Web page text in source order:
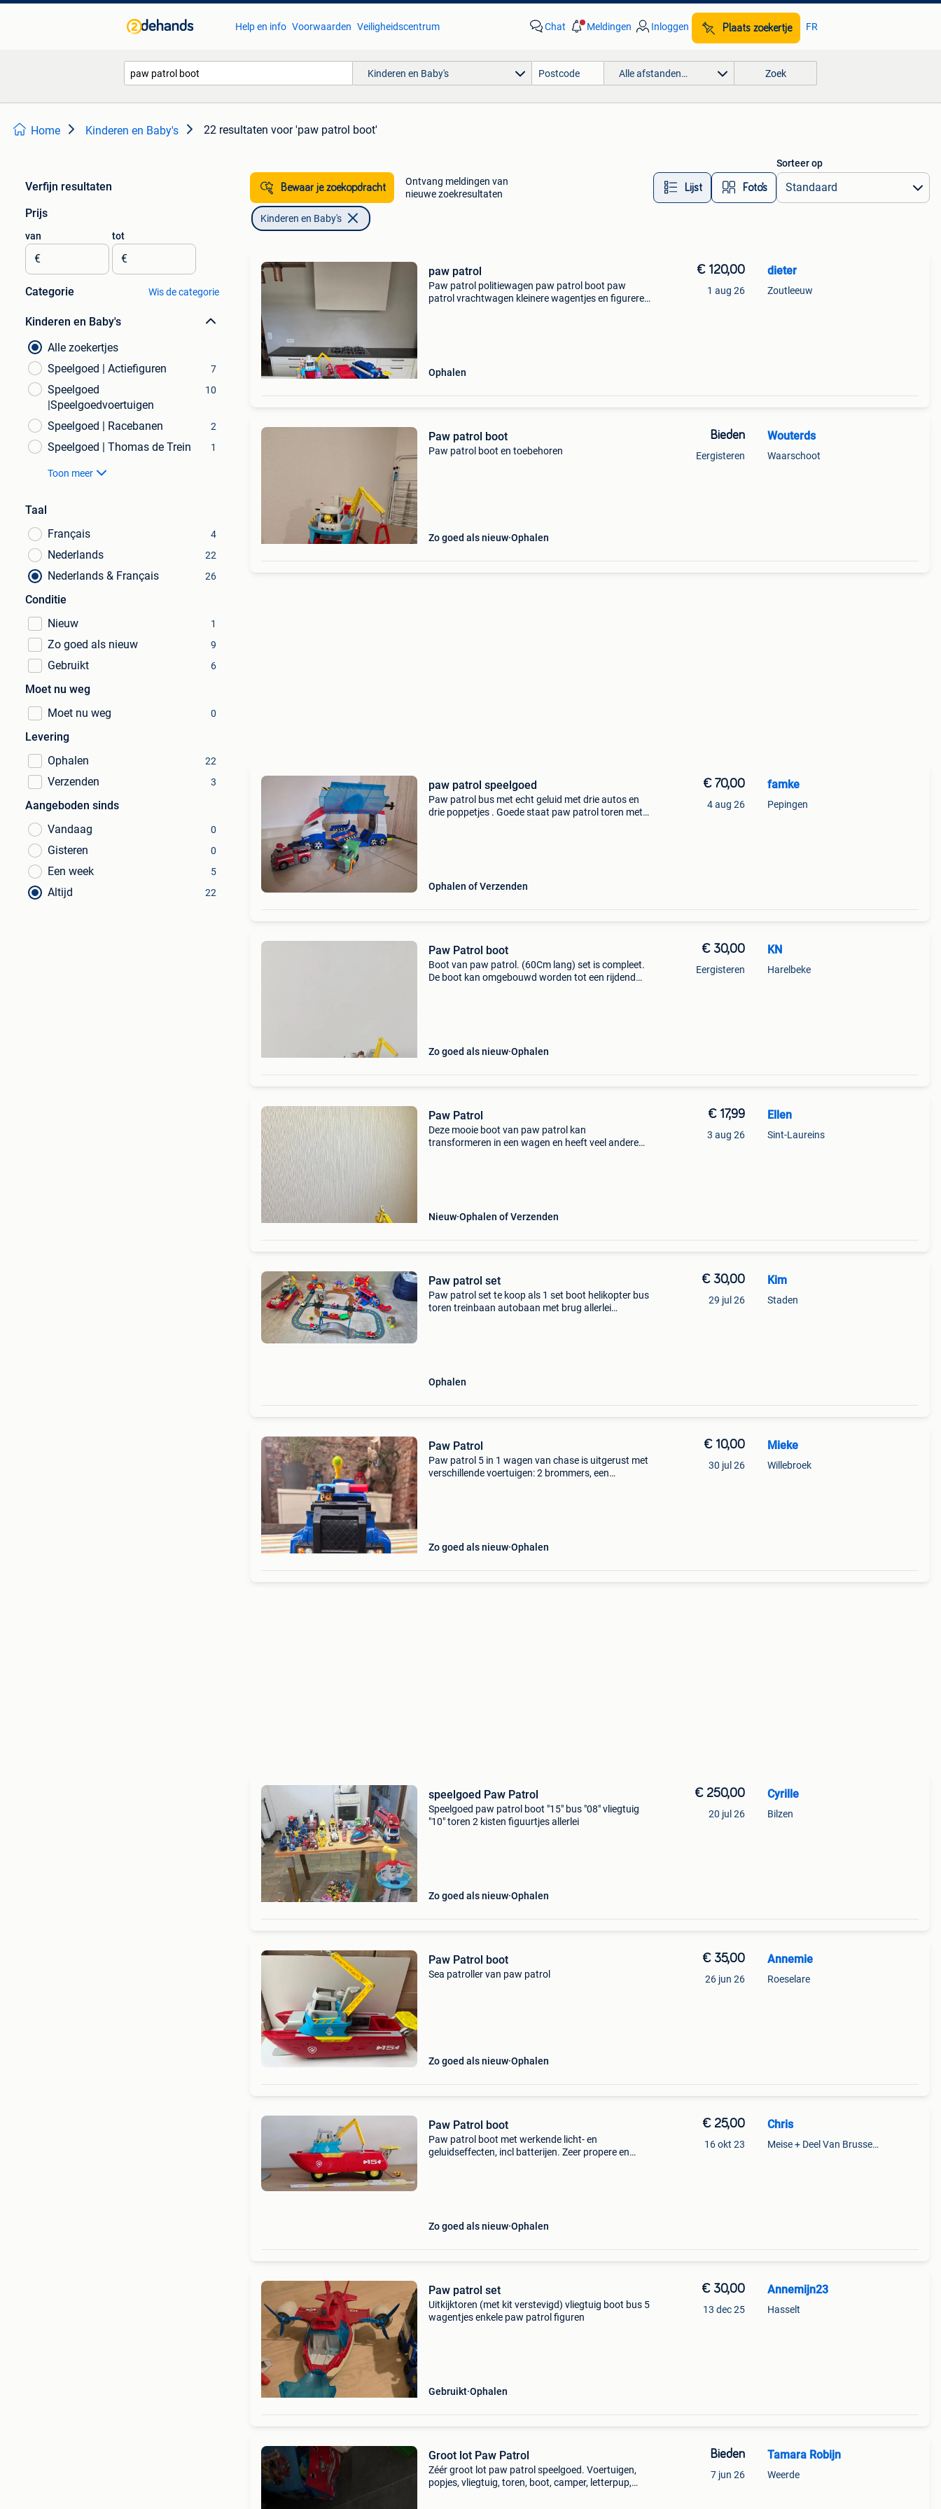
Help en info Voorwaarden Veiligheidscentrum Chat Meldingen Inloggen Plaats zoekertje FR
Kinderen en Baby's Alle afstanden… Zoek
Home Kinderen en Baby's 22 resultaten voor 'paw patrol boot'
Verfijn resultaten
Prijs
van
€
tot
€
Categorie Wis de categorie
Kinderen en Baby's
Alle zoekertjes
Speelgoed | Actiefiguren
7
Speelgoed
|Speelgoedvoertuigen
10
Speelgoed | Racebanen 2
Speelgoed | Thomas de Trein 1
Toon meer
Taal
Français
4
Nederlands 22
Nederlands & Français 26
Conditie
Nieuw
1
Zo goed als nieuw 9
Gebruikt 6
Moet nu weg
Moet nu weg
0
Levering
Ophalen
22
Verzenden 3
Aangeboden sinds
Vandaag
0
Gisteren 0
Een week 5
Altijd 22
Bewaar je zoekopdracht
Ontvang meldingen van
nieuwe zoekresultaten
Lijst Foto’s
Sorteer op
Kinderen en Baby's
paw patrol
Paw patrol politiewagen paw patrol boot paw
patrol vrachtwagen kleinere wagentjes en figureren
Ophalen
€ 120,00
1 aug 26
dieter
Zoutleeuw
Paw patrol boot
Paw patrol boot en toebehoren
Zo goed als nieuw Ophalen
Bieden
Eergisteren
Wouterds
Waarschoot
paw patrol speelgoed
Paw patrol bus met echt geluid met drie autos en
drie poppetjes . Goede staat paw patrol toren met
Ophalen of Verzenden
€ 70,00
4 aug 26
famke
Pepingen
Paw Patrol boot
Boot van paw patrol. (60Cm lang) set is compleet.
De boot kan omgebouwd worden tot een rijdend
Zo goed als nieuw Ophalen
€ 30,00
Eergisteren
KN
Harelbeke
Paw Patrol
Deze mooie boot van paw patrol kan
transformeren in een wagen en heeft veel andere
Nieuw Ophalen of Verzenden
€ 17,99
3 aug 26
Ellen
Sint-Laureins
Paw patrol set
Paw patrol set te koop als 1 set boot helikopter bus
toren treinbaan autobaan met brug allerlei
Ophalen
€ 30,00
29 jul 26
Kim
Staden
Paw Patrol
Paw patrol 5 in 1 wagen van chase is uitgerust met
verschillende voertuigen: 2 brommers, een
Zo goed als nieuw Ophalen
€ 10,00
30 jul 26
Mieke
Willebroek
speelgoed Paw Patrol
Speelgoed paw patrol boot "15" bus "08" vliegtuig
"10" toren 2 kisten figuurtjes allerlei
Zo goed als nieuw Ophalen
€ 250,00
20 jul 26
Cyrille
Bilzen
Paw Patrol boot
Sea patroller van paw patrol
Zo goed als nieuw Ophalen
€ 35,00
26 jun 26
Annemie
Roeselare
Paw Patrol boot
Paw patrol boot met werkende licht- en
geluidseffecten, incl batterijen. Zeer propere en
Zo goed als nieuw Ophalen
€ 25,00
16 okt 23
Chris
Meise + Deel Van Brussegem
Paw patrol set
Uitkijktoren (met kit verstevigd) vliegtuig boot bus 5
wagentjes enkele paw patrol figuren
Gebruikt Ophalen
€ 30,00
13 dec 25
Annemijn23
Hasselt
Groot lot Paw Patrol
Zéér groot lot paw patrol speelgoed. Voertuigen,
popjes, vliegtuig, toren, boot, camper, letterpup,
Bieden
7 jun 26
Tamara Robijn
Weerde